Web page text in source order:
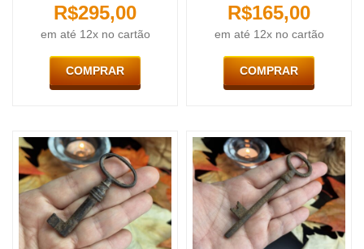
R$295,00
em até 12x no cartão
COMPRAR
R$165,00
em até 12x no cartão
COMPRAR